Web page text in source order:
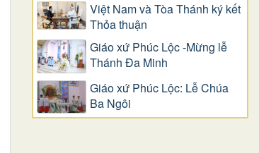
Việt Nam và Tòa Thánh ký kết
Thỏa thuận
Giáo xứ Phúc Lộc -Mừng lễ
Thánh Đa Minh
Giáo xứ Phúc Lộc: Lễ Chúa
Ba Ngôi